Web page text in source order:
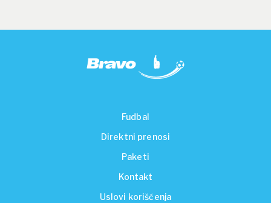
Fudbal
Direktni prenosi
Paketi
Kontakt
Uslovi korišćenja